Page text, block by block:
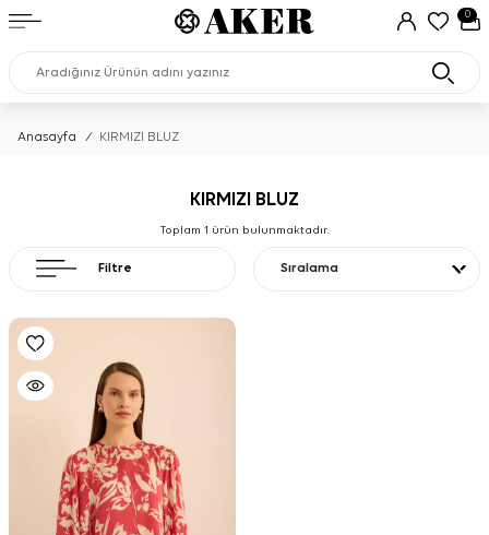
0
Anasayfa / KIRMIZI BLUZ
Filtre
KIRMIZI BLUZ
Toplam 1 ürün bulunmaktadır.
Sıralama